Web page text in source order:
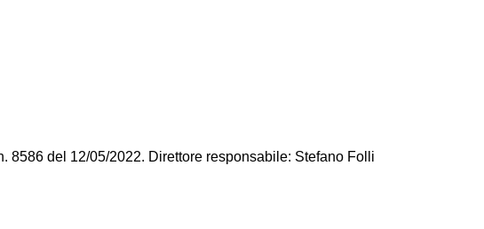
8586 del 12/05/2022. Direttore responsabile: Stefano Folli